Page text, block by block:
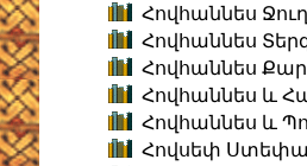
Հովհաննես
Հովհաննես
Հովհաննես
Հովհաննես և
Հովհաննես և
Հովսեփ